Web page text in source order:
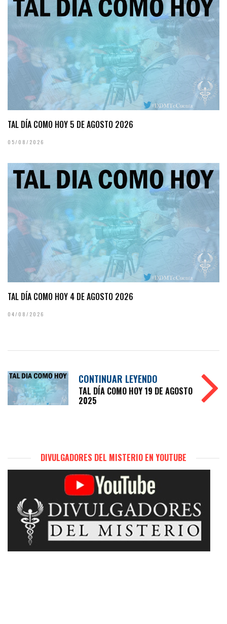
TAL DÍA COMO HOY 5 DE AGOSTO 2026
05/08/2026
TAL DÍA COMO HOY 4 DE AGOSTO 2026
04/08/2026
CONTINUAR LEYENDO
TAL DÍA COMO HOY 19 DE AGOSTO
2025
DIVULGADORES DEL MISTERIO EN YOUTUBE